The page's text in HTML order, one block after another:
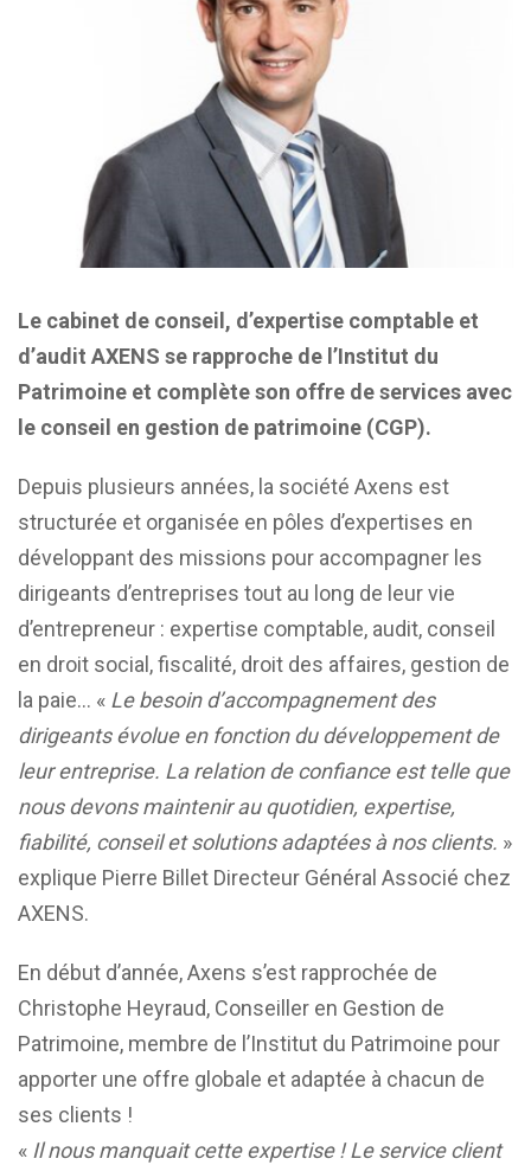
Le cabinet de conseil, d’expertise comptable et
d’audit AXENS se rapproche de l’Institut du
Patrimoine et complète son offre de services avec
le conseil en gestion de patrimoine (CGP).
Depuis plusieurs années, la société Axens est
structurée et organisée en pôles d’expertises en
développant des missions pour accompagner les
dirigeants d’entreprises tout au long de leur vie
d’entrepreneur : expertise comptable, audit, conseil
en droit social, fiscalité, droit des affaires, gestion de
la paie… « Le besoin d’accompagnement des
dirigeants évolue en fonction du développement de
leur entreprise. La relation de confiance est telle que
nous devons maintenir au quotidien, expertise,
fiabilité, conseil et solutions adaptées à nos clients. »
explique Pierre Billet Directeur Général Associé chez
AXENS.
En début d’année, Axens s’est rapprochée de
Christophe Heyraud, Conseiller en Gestion de
Patrimoine, membre de l’Institut du Patrimoine pour
apporter une offre globale et adaptée à chacun de
ses clients !
« Il nous manquait cette expertise ! Le service client